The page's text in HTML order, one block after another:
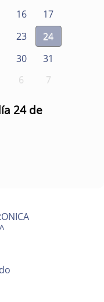
16
17
23
24
30
31
6 7
24 de